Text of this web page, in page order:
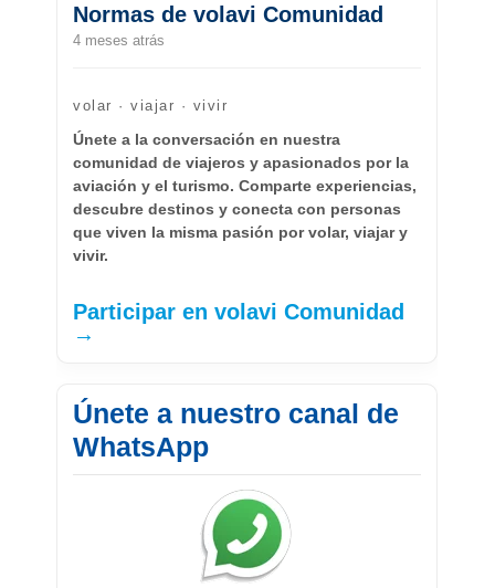
Normas de volavi Comunidad
4 meses atrás
volar · viajar · vivir
Únete a la conversación en nuestra
comunidad de viajeros y apasionados por la
aviación y el turismo. Comparte experiencias,
descubre destinos y conecta con personas
que viven la misma pasión por volar, viajar y
vivir.
Participar en volavi Comunidad
→
Únete a nuestro canal de
WhatsApp